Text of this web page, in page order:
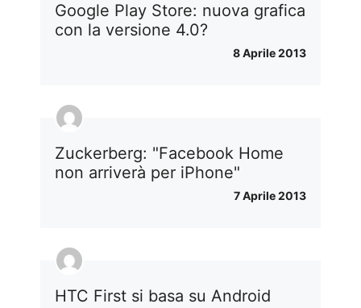
Google Play Store: nuova grafica
con la versione 4.0?
8 Aprile 2013
Zuckerberg: "Facebook Home
non arriverà per iPhone"
7 Aprile 2013
HTC First si basa su Android